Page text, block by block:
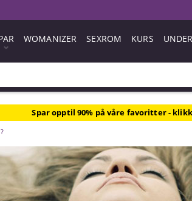
WOMANIZER SEXROM KURS
Spar opptil 90% på våre favoritter -